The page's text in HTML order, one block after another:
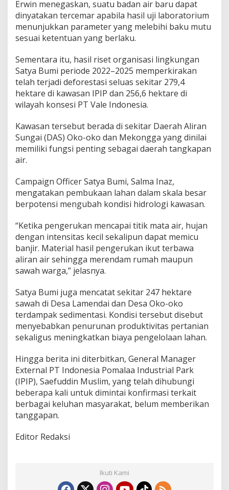
Erwin menegaskan, suatu badan air baru dapat
dinyatakan tercemar apabila hasil uji laboratorium
menunjukkan parameter yang melebihi baku mutu
sesuai ketentuan yang berlaku.
Sementara itu, hasil riset organisasi lingkungan
Satya Bumi periode 2022–2025 memperkirakan
telah terjadi deforestasi seluas sekitar 279,4
hektare di kawasan IPIP dan 256,6 hektare di
wilayah konsesi PT Vale Indonesia.
Kawasan tersebut berada di sekitar Daerah Aliran
Sungai (DAS) Oko-oko dan Mekongga yang dinilai
memiliki fungsi penting sebagai daerah tangkapan
air.
Campaign Officer Satya Bumi, Salma Inaz,
mengatakan pembukaan lahan dalam skala besar
berpotensi mengubah kondisi hidrologi kawasan.
“Ketika pengerukan mencapai titik mata air, hujan
dengan intensitas kecil sekalipun dapat memicu
banjir. Material hasil pengerukan ikut terbawa
aliran air sehingga merendam rumah maupun
sawah warga,” jelasnya.
Satya Bumi juga mencatat sekitar 247 hektare
sawah di Desa Lamendai dan Desa Oko-oko
terdampak sedimentasi. Kondisi tersebut disebut
menyebabkan penurunan produktivitas pertanian
sekaligus meningkatkan biaya pengelolaan lahan.
Hingga berita ini diterbitkan, General Manager
External PT Indonesia Pomalaa Industrial Park
(IPIP), Saefuddin Muslim, yang telah dihubungi
beberapa kali untuk dimintai konfirmasi terkait
berbagai keluhan masyarakat, belum memberikan
tanggapan.
Editor Redaksi
Ikuti Kami